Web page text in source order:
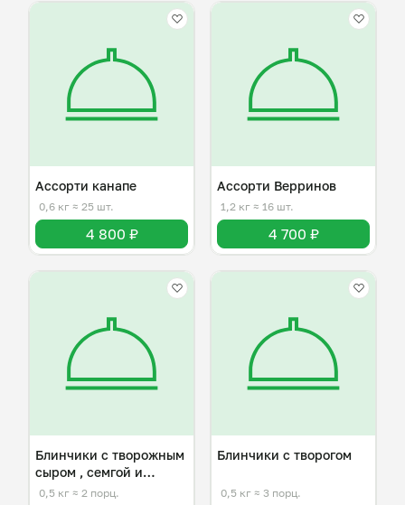
Ассорти канапе
0,6 кг ≈ 25 шт.
4 800 ₽
Ассорти Верринов
1,2 кг ≈ 16 шт.
4 700 ₽
Блинчики с творожным
сыром , семгой и
огурцом
0,5 кг ≈ 2 порц.
Блинчики с творогом
0,5 кг ≈ 3 порц.